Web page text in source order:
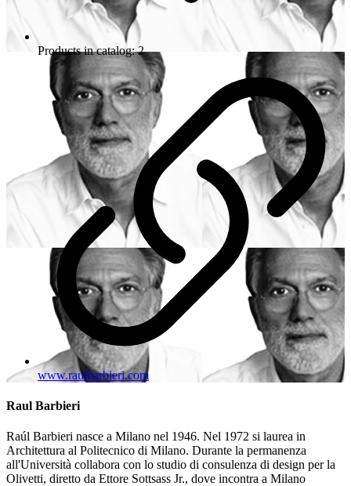
Products in catalog: 2
www.raulbarbieri.com
Raul Barbieri
Raúl Barbieri nasce a Milano nel 1946. Nel 1972 si laurea in
Architettura al Politecnico di Milano. Durante la permanenza
all'Università collabora con lo studio di consulenza di design per la
Olivetti, diretto da Ettore Sottsass Jr., dove incontra a Milano